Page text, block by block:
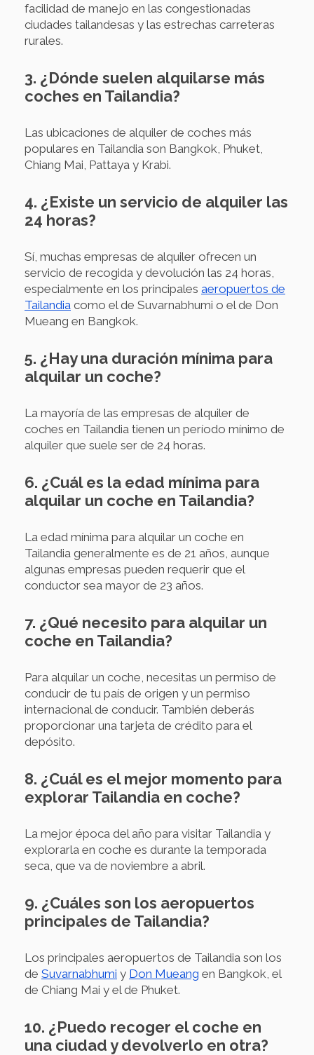
facilidad de manejo en las congestionadas
ciudades tailandesas y las estrechas carreteras
rurales.
3. ¿Dónde suelen alquilarse más
coches en Tailandia?
Las ubicaciones de alquiler de coches más
populares en Tailandia son Bangkok, Phuket,
Chiang Mai, Pattaya y Krabi.
4. ¿Existe un servicio de alquiler las
24 horas?
Sí, muchas empresas de alquiler ofrecen un
servicio de recogida y devolución las 24 horas,
especialmente en los principales aeropuertos de
Tailandia como el de Suvarnabhumi o el de Don
Mueang en Bangkok.
5. ¿Hay una duración mínima para
alquilar un coche?
La mayoría de las empresas de alquiler de
coches en Tailandia tienen un período mínimo de
alquiler que suele ser de 24 horas.
6. ¿Cuál es la edad mínima para
alquilar un coche en Tailandia?
La edad mínima para alquilar un coche en
Tailandia generalmente es de 21 años, aunque
algunas empresas pueden requerir que el
conductor sea mayor de 23 años.
7. ¿Qué necesito para alquilar un
coche en Tailandia?
Para alquilar un coche, necesitas un permiso de
conducir de tu país de origen y un permiso
internacional de conducir. También deberás
proporcionar una tarjeta de crédito para el
depósito.
8. ¿Cuál es el mejor momento para
explorar Tailandia en coche?
La mejor época del año para visitar Tailandia y
explorarla en coche es durante la temporada
seca, que va de noviembre a abril.
9. ¿Cuáles son los aeropuertos
principales de Tailandia?
Los principales aeropuertos de Tailandia son los
de Suvarnabhumi y Don Mueang en Bangkok, el
de Chiang Mai y el de Phuket.
10. ¿Puedo recoger el coche en
una ciudad y devolverlo en otra?